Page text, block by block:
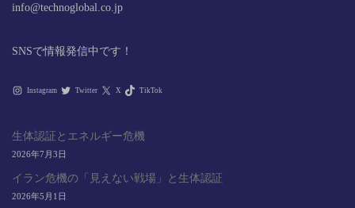
info@technoglobal.co.jp
SNSで情報発信中です！
Instagram Twitter X TikTok
生体認証とエネルギー危機
2026年7月3日
イラン危機の「見えない戦場」と生体認証
2026年5月1日